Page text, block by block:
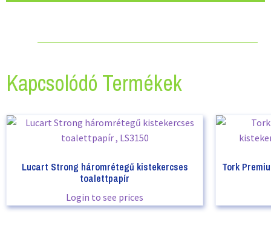
Kapcsolódó Termékek
Lucart Strong háromrétegű kistekercses
toalettpapír
Login to see prices
Tork